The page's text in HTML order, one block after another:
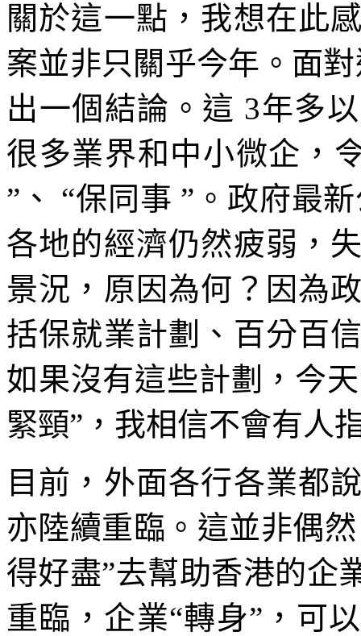
關於這一點，我想在此
案並非只關乎今年。面
出一個結論。這 3年多
很多業界和中小微企，
”、 “保同事 ”。政府最
各地的經濟仍然疲弱，
景況，原因為何？因為
括保就業計劃、百分百
如果沒有這些計劃，今
緊頸”，我相信不會有人
目前，外面各行各業都
亦陸續重臨。這並非偶
得好盡”去幫助香港的企
重臨，企業“轉身”，可